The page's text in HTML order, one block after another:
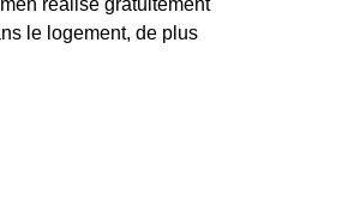
réalisé gratuitement
le logement, de plus